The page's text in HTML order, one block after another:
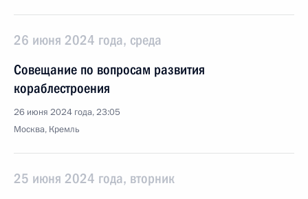
26 июня 2024 года, среда
Совещание по вопросам развития
кораблестроения
26 июня 2024 года, 23:05
Москва, Кремль
25 июня 2024 года, вторник